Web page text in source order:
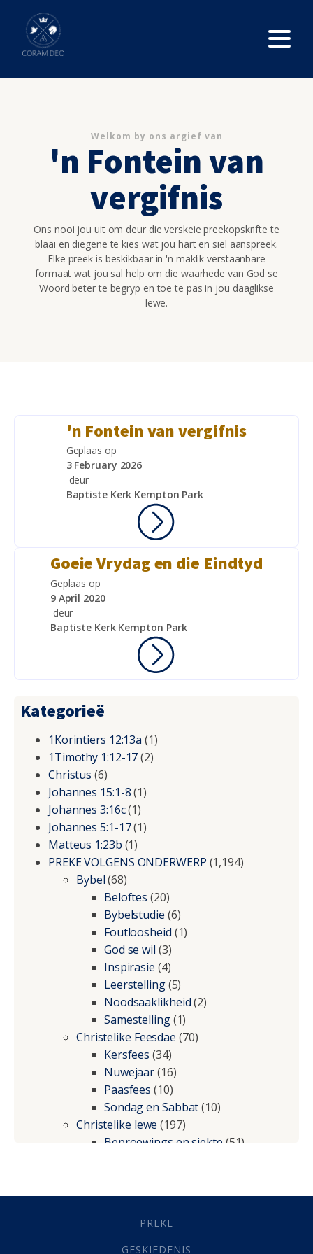
Welkom by ons argief van
'n Fontein van
vergifnis
Ons nooi jou uit om deur die verskeie preekopskrifte te
blaai en diegene te kies wat jou hart en siel aanspreek.
Elke preek is beskikbaar in 'n maklik verstaanbare
formaat wat jou sal help om die waarhede van God se
Woord beter te begryp en toe te pas in jou daaglikse
lewe.
'n Fontein van vergifnis
Geplaas op
3 February 2026
deur
Baptiste Kerk Kempton Park
Goeie Vrydag en die Eindtyd
Geplaas op
9 April 2020
deur
Baptiste Kerk Kempton Park
Kategorieë
1Korintiers 12:13a (1)
1Timothy 1:12-17(2)
Christus (6)
Johannes 15:1-8(1)
Johannes 3:16c(1)
Johannes 5:1-17(1)
Matteus 1:23b (1)
PREKE VOLGENS ONDERWERP (1,194)
Bybel(68)
Beloftes (20)
Bybelstudie (6)
Foutloosheid (1)
God se wil (3)
Inspirasie (4)
Leerstelling(5)
Noodsaaklikheid(2)
Samestelling(1)
Christelike Feesdae (70)
Kersfees (34)
Nuwejaar(16)
Paasfees (10)
Sondag en Sabbat(10)
Christelike lewe (197)
Beproewings en siekte(51)
Geestelike Groei(10)
(21)
Grys Areas(4)
PREKE
GESKIEDENIS